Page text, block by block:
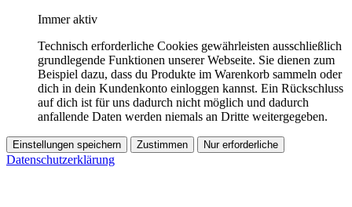
Immer aktiv
Technisch erforderliche Cookies gewährleisten ausschließlich
grundlegende Funktionen unserer Webseite. Sie dienen zum
Beispiel dazu, dass du Produkte im Warenkorb sammeln oder
dich in dein Kundenkonto einloggen kannst. Ein Rückschluss
auf dich ist für uns dadurch nicht möglich und dadurch
anfallende Daten werden niemals an Dritte weitergegeben.
Einstellungen speichern Zustimmen Nur erforderliche
Datenschutzerklärung